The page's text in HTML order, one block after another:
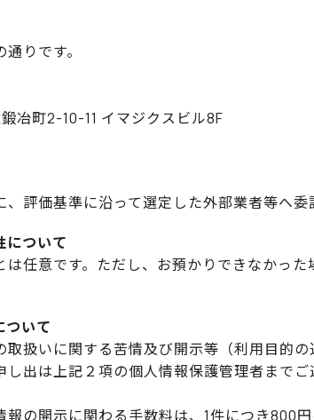
りです。
冶町2-10-11 イマジクスビル8F
評価基準に沿って選定した外部業者等へ委
について
任意です。ただし、お預かりできなかっ
ついて
扱いに関する苦情及び開示等（利用目的
出は上記２項の個人情報保護管理者まで
の開示に関わる手数料は、1件につき800円